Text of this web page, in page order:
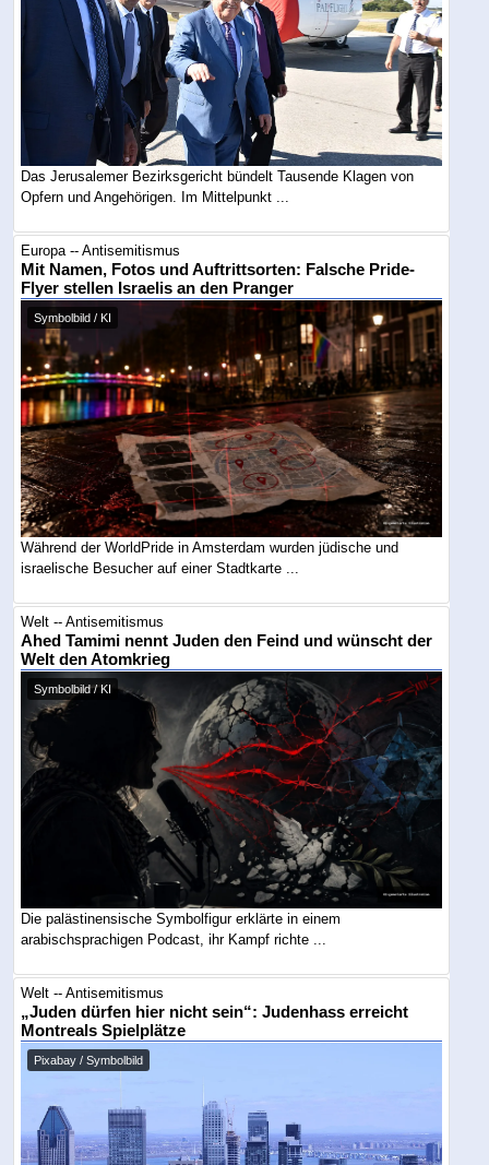
Das Jerusalemer Bezirksgericht bündelt Tausende Klagen von
Opfern und Angehörigen. Im Mittelpunkt ...
Europa -- Antisemitismus
Mit Namen, Fotos und Auftrittsorten: Falsche Pride-
Flyer stellen Israelis an den Pranger
Symbolbild / KI
Während der WorldPride in Amsterdam wurden jüdische und
israelische Besucher auf einer Stadtkarte ...
Welt -- Antisemitismus
Ahed Tamimi nennt Juden den Feind und wünscht der
Welt den Atomkrieg
Symbolbild / KI
Die palästinensische Symbolfigur erklärte in einem
arabischsprachigen Podcast, ihr Kampf richte ...
Welt -- Antisemitismus
„Juden dürfen hier nicht sein“: Judenhass erreicht
Montreals Spielplätze
Pixabay / Symbolbild